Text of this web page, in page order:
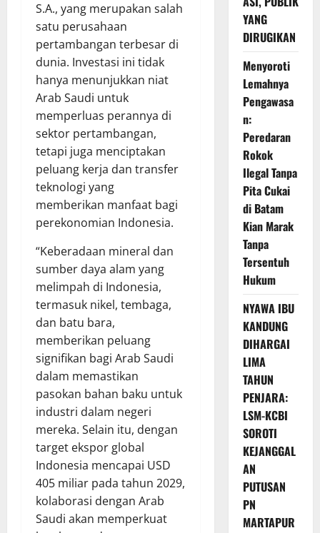
S.A., yang merupakan salah
satu perusahaan
pertambangan terbesar di
dunia. Investasi ini tidak
hanya menunjukkan niat
Arab Saudi untuk
memperluas perannya di
sektor pertambangan,
tetapi juga menciptakan
peluang kerja dan transfer
teknologi yang
memberikan manfaat bagi
perekonomian Indonesia.
“Keberadaan mineral dan
sumber daya alam yang
melimpah di Indonesia,
termasuk nikel, tembaga,
dan batu bara,
memberikan peluang
signifikan bagi Arab Saudi
dalam memastikan
pasokan bahan baku untuk
industri dalam negeri
mereka. Selain itu, dengan
target ekspor global
Indonesia mencapai USD
405 miliar pada tahun 2029,
kolaborasi dengan Arab
Saudi akan memperkuat
YANG
DIRUGIKAN
Menyoroti
Lemahnya
Pengawasa
n:
Peredaran
Rokok
Ilegal Tanpa
Pita Cukai
di Batam
Kian Marak
Tanpa
Tersentuh
Hukum
NYAWA IBU
KANDUNG
DIHARGAI
LIMA
TAHUN
PENJARA:
LSM-KCBI
SOROTI
KEJANGGAL
AN
PUTUSAN
PN
MARTAPUR